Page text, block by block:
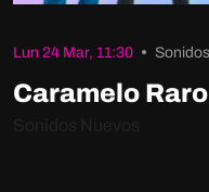
Lun 24 Mar, 11:30
Caramelo
Sonidos Nuevos